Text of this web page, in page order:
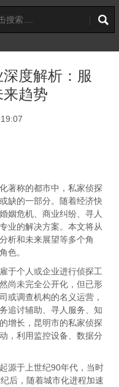
度解析：服
趋势
著称的都市中，私家侦探
缺的一部分。随着经济快
姻危机、商业纠纷、寻人
业的解决方案。本文将从
析和未来展望等多个角
色。
于个人或企业进行侦探工
尚未完全公开化，但已形
或调查机构的名义运营，
追讨辅助、寻人服务、知
增长，昆明市的私家侦探
，利用监控设备、数据分
源于上世纪90年代，当时
后，随着城市化进程加速